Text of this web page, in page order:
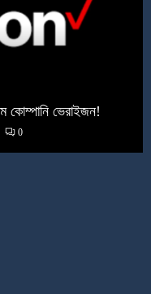
কোম্পানি ভেরাইজন!
0